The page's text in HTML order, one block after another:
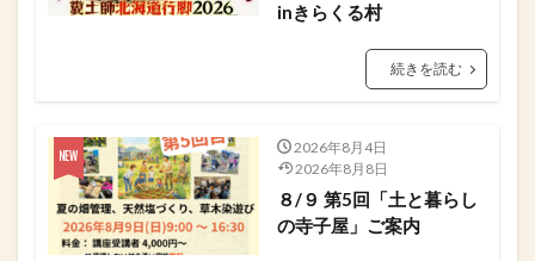
inきらくる村
続きを読む
2026年8月4日
2026年8月8日
８/９ 第5回「土と暮らし
の寺子屋」ご案内